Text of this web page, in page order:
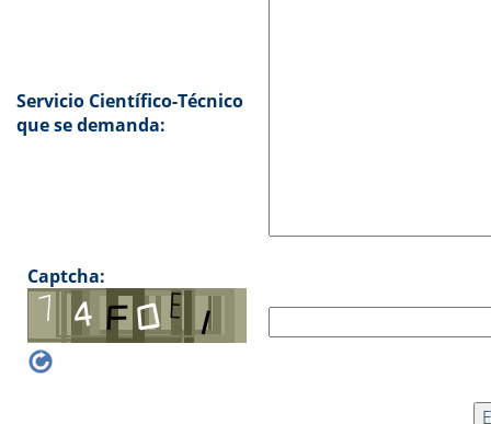
Servicio Científico-Técnico
que se demanda:
Captcha: